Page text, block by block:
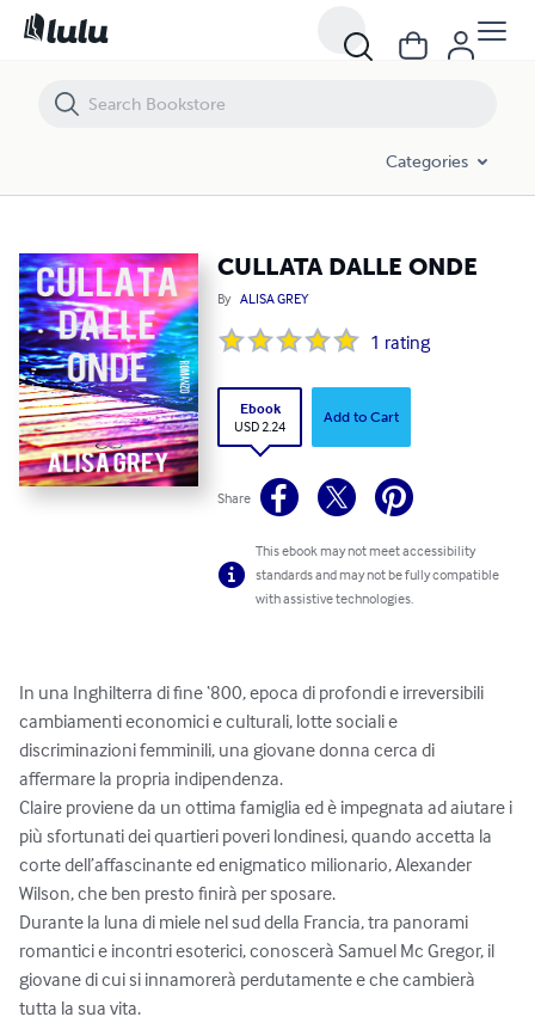
Categories
CULLATA DALLE ONDE
By ALISA GREY
1 rating
Ebook
USD 2.24
Add to Cart
Share
This ebook may not meet accessibility
standards and may not be fully compatible
with assistive technologies.
In una Inghilterra di fine ‘800, epoca di profondi e irreversibili
cambiamenti economici e culturali, lotte sociali e
discriminazioni femminili, una giovane donna cerca di
affermare la propria indipendenza.
Claire proviene da un ottima famiglia ed è impegnata ad aiutare i
più sfortunati dei quartieri poveri londinesi, quando accetta la
corte dell’affascinante ed enigmatico milionario, Alexander
Wilson, che ben presto finirà per sposare.
Durante la luna di miele nel sud della Francia, tra panorami
romantici e incontri esoterici, conoscerà Samuel Mc Gregor, il
giovane di cui si innamorerà perdutamente e che cambierà
tutta la sua vita.
CULLATA DALLE ONDE